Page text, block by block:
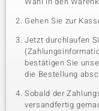
Gehen Sie zur
Jetzt durchlaufen
bestätigen Sie
die Bestellung
Sobald der
versandfertig